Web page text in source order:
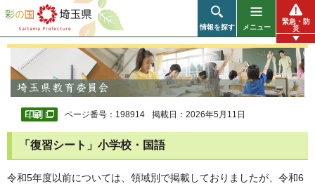
彩の国 埼玉県
情報を探す メニュー
緊急・防
災
ページ番号：198914 掲載日：2026年5月11日
「復習シート」小学校・国語
令和5年度以前については、領域別で掲載しておりましたが、令和6